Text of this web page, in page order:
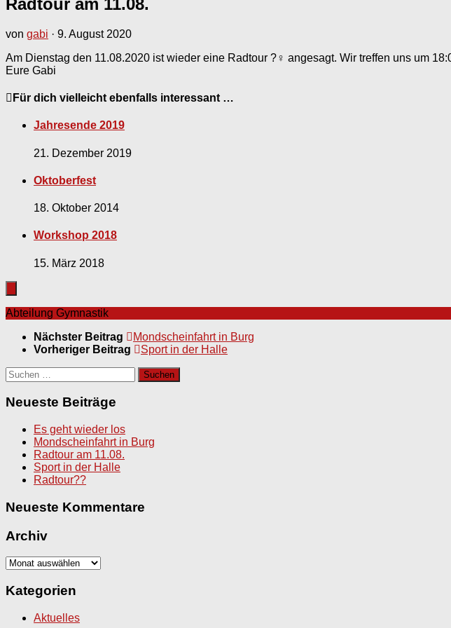
Radtour am 11.08.
von gabi · 9. August 2020
Am Dienstag den 11.08.2020 ist wieder eine Radtour ?‍♀️ angesagt. Wir treffen uns um
Eure Gabi
Für dich vielleicht ebenfalls interessant …
Jahresende 2019
21. Dezember 2019
Oktoberfest
18. Oktober 2014
Workshop 2018
15. März 2018
Abteilung Gymnastik
Nächster Beitrag
Mondscheinfahrt in Burg
Vorheriger Beitrag
Sport in der Halle
Suchen
nach:
Neueste Beiträge
Es geht wieder los
Mondscheinfahrt in Burg
Radtour am 11.08.
Sport in der Halle
Radtour??
Neueste Kommentare
Archiv
Archiv
Kategorien
Aktuelles